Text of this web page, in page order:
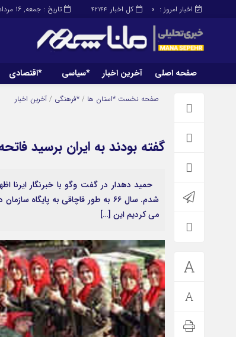
کل اخبار 42144 اخبار امروز : 0 تاریخ : جمعه, ۱۶ مرداد , ۱۴۰۵
صفحه اصلی آخرین اخبار *سیاسی *اقتصادی
صفحه اصلی آخرین اخبار صفحه نخست *استان ها / *فرهنگی / آخرین اخبار
گفته بودند به ایران برسید
شدم. سال ۶۶ به طور قاچاقی به
می کردیم این […]